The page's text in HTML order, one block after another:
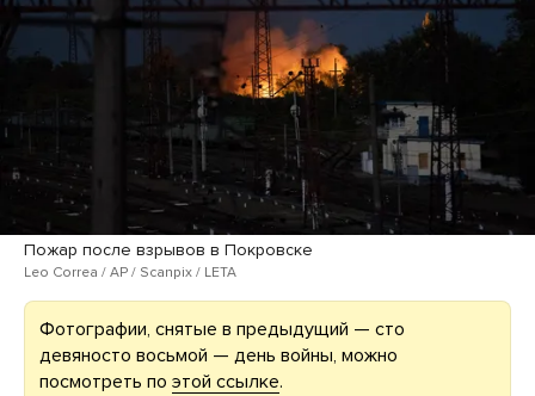
Пожар после взрывов в Покровске
Leo Correa / AP / Scanpix / LETA
Фотографии, снятые в предыдущий — сто
девяносто восьмой — день войны, можно
посмотреть по этой ссылке.